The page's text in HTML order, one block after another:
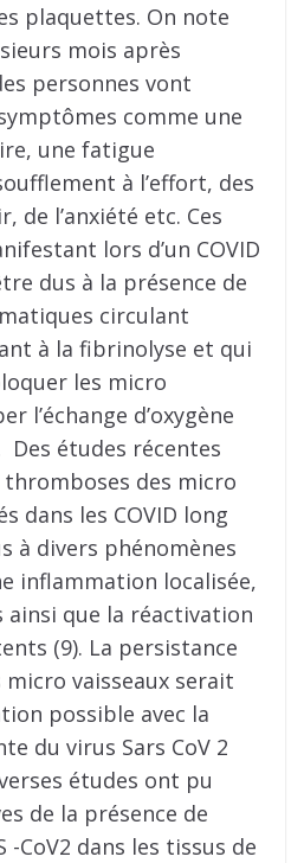
plaquettes. On note
mois après
personnes vont
comme une
une fatigue
à l’effort, des
de l’anxiété etc. Ces
lors d’un COVID
dus à la présence de
circulant
à la fibrinolyse et qui
les micro
l’échange d’oxygène
Des études récentes
des micro
dans les COVID long
à divers phénomènes
inflammation localisée,
que la réactivation
(9). La persistance
micro vaisseaux serait
possible avec la
du virus Sars CoV 2
études ont pu
de la présence de
-CoV2 dans les tissus de